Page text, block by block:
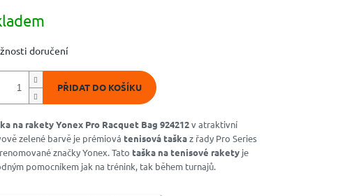
doručení
PŘIDAT DO KOŠÍKU
na rakety Yonex Pro Racquet Bag 924212v atraktivní
zelené barvě je prémiová tenisová taškaz řady Pro Series
značky Yonex. Tato taška na tenisové raketyje
pomocníkem jak na trénink, tak během turnajů.